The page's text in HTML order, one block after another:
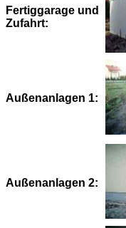
Fertiggarage und
Zufahrt:
Außenanlagen 1:
Außenanlagen 2: